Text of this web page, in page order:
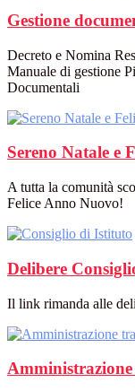
Gestione
Decreto e Nomina
Manuale di gestione
Documentali
Sereno Natale e
A tutta la comunità
Felice Anno Nuovo!
Delibere
Il link rimanda alle